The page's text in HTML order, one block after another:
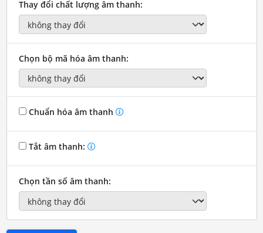
Thay đổi chất lượng âm thanh:
Chọn bộ mã hóa âm thanh:
Chuẩn hóa âm thanh
Tắt âm thanh:
Chọn tần số âm thanh: